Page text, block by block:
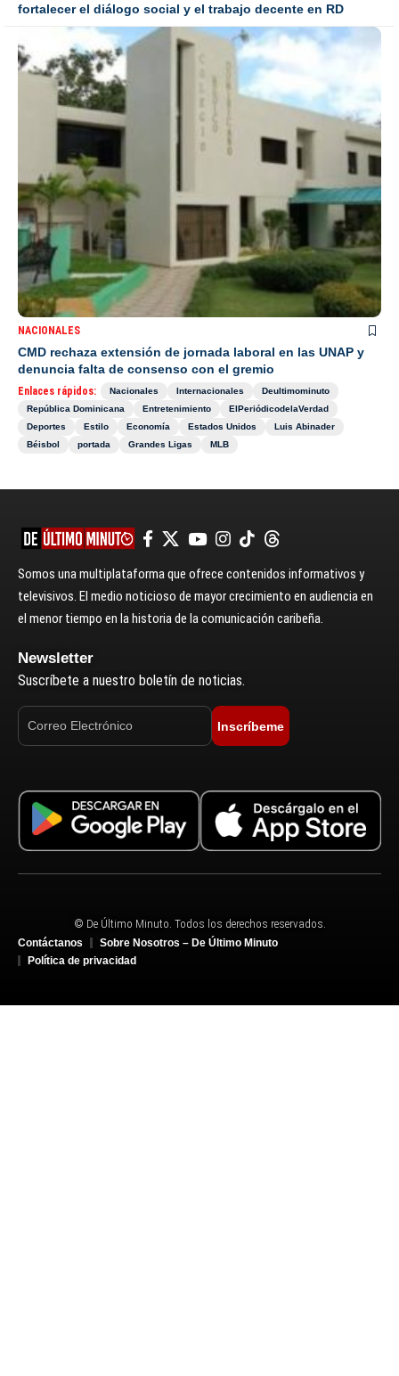
fortalecer el diálogo social y el trabajo decente en RD
NACIONALES
CMD rechaza extensión de jornada laboral en las UNAP y
denuncia falta de consenso con el gremio
Enlaces rápidos: Nacionales Internacionales
Deultimominuto
República Dominicana
Entretenimiento
ElPeriódicodelaVerdad
Deportes
Estilo Economía Estados Unidos
Luis Abinader
Béisbol
portada Grandes Ligas MLB
Somos una multiplataforma que ofrece contenidos informativos y
televisivos. El medio noticioso de mayor crecimiento en audiencia en
el menor tiempo en la historia de la comunicación caribeña.
Newsletter
Suscríbete a nuestro boletín de noticias.
Inscríbeme
© De Último Minuto. Todos los derechos reservados.
Contáctanos
Sobre Nosotros – De Último Minuto
Política de privacidad